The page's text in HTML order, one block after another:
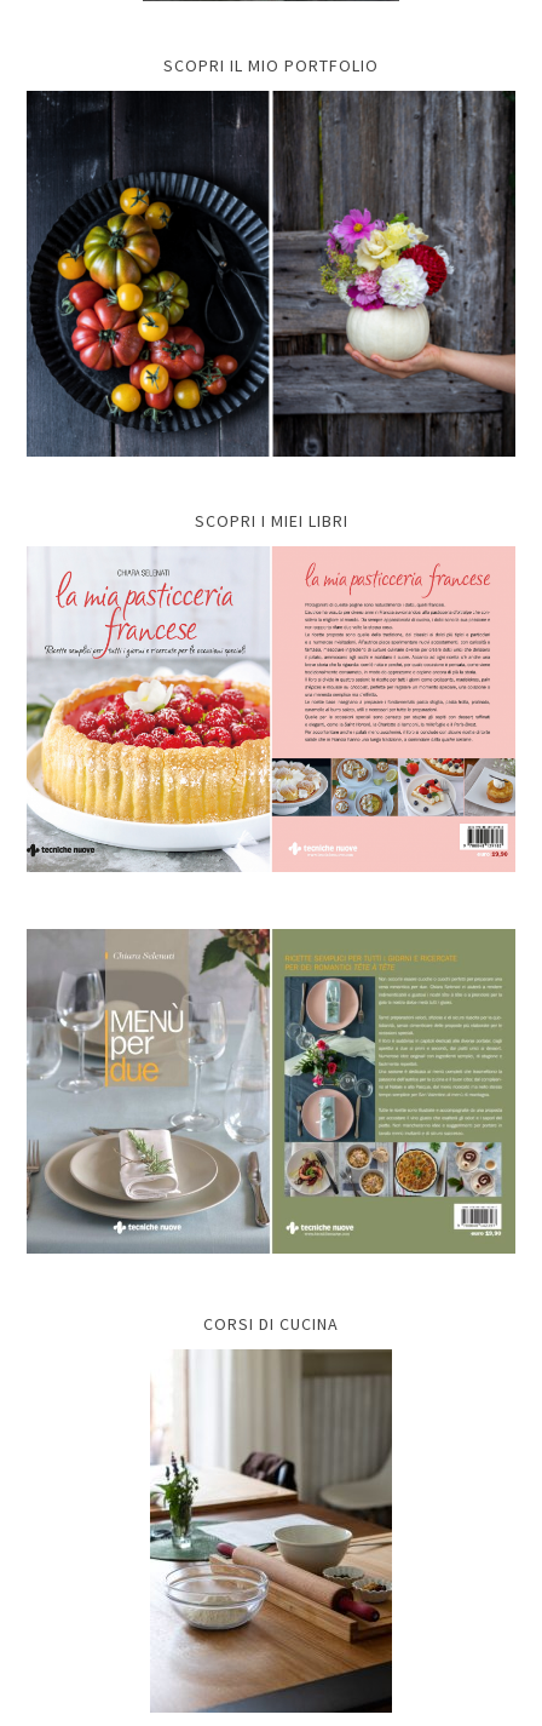
SCOPRI IL MIO PORTFOLIO
SCOPRI I MIEI LIBRI
CORSI DI CUCINA